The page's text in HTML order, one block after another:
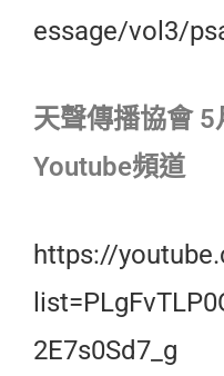
essage/vol3/
天聲傳播協會
Youtube頻道
https://
2E7s0Sd7_g